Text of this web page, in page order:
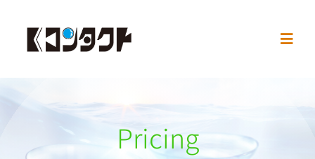
content
お知らせ Pricing